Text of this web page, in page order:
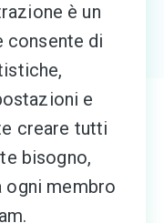
è un
consente di
e
creare tutti
bisogno,
ogni membro